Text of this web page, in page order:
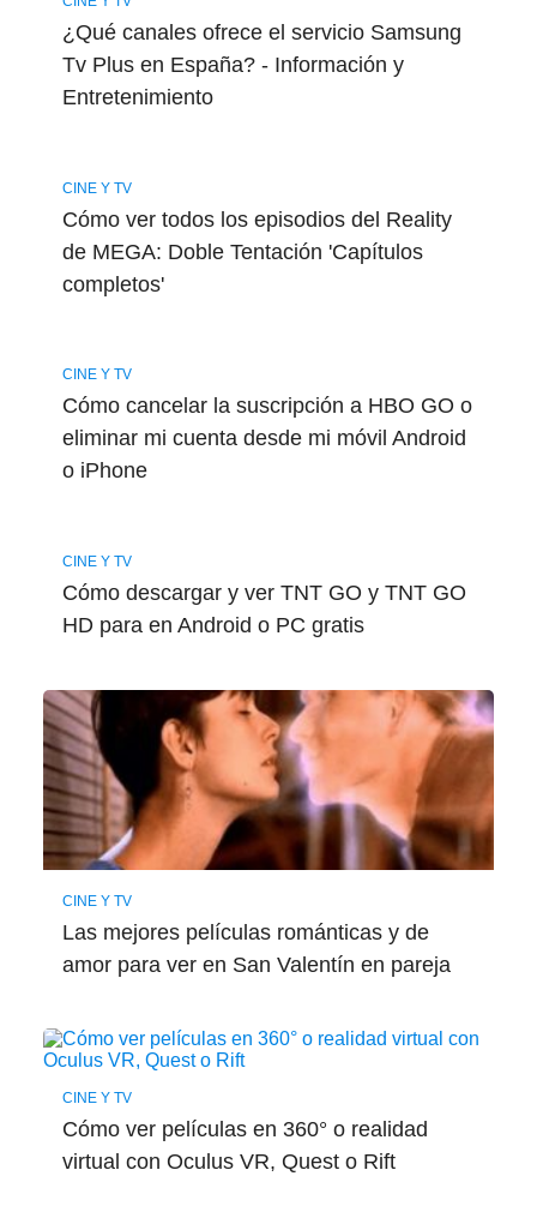
¿Qué canales ofrece el servicio Samsung
Tv Plus en España? - Información y
Entretenimiento
CINE Y TV
Cómo ver todos los episodios del Reality
de MEGA: Doble Tentación 'Capítulos
completos'
CINE Y TV
Cómo cancelar la suscripción a HBO GO o
eliminar mi cuenta desde mi móvil Android
o iPhone
CINE Y TV
Cómo descargar y ver TNT GO y TNT GO
HD para en Android o PC gratis
CINE Y TV
Las mejores películas románticas y de
amor para ver en San Valentín en pareja
CINE Y TV
Cómo ver películas en 360° o realidad
virtual con Oculus VR, Quest o Rift